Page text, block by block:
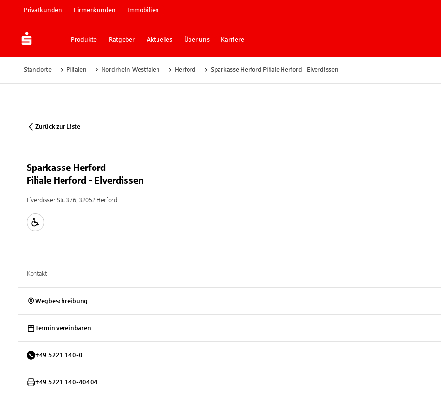
Privatkunden Firmenkunden Immobilien
Produkte Ratgeber Aktuelles Über uns Karriere
Standorte Filialen Nordrhein-Westfalen Herford Sparkasse Herford Filiale Herford - Elverdissen
Zurück zur Liste
Sparkasse Herford
Filiale Herford - Elverdissen
Elverdisser Str. 376, 32052 Herford
Kontakt
Wegbeschreibung
Termin vereinbaren
+49 5221 140-0
+49 5221 140-40404